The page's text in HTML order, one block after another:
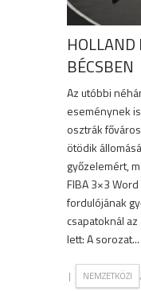
HOLLAND
BÉCSBEN
Az utóbbi
eseménynek
osztrák
ötödik
győzelemért,
FIBA 3×3
fordulójának
csapatoknál
lett: A sorozat...
| NEMZETKÖZI ,